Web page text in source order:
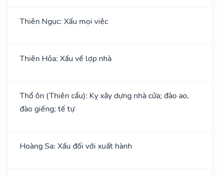
Thiên Ngục: Xấu mọi việc
Thiên Hỏa: Xấu về lợp nhà
Thổ ôn (Thiên cẩu): Kỵ xây dựng nhà cửa; đào ao,
đào giếng; tế tự
Hoàng Sa: Xấu đối với xuất hành